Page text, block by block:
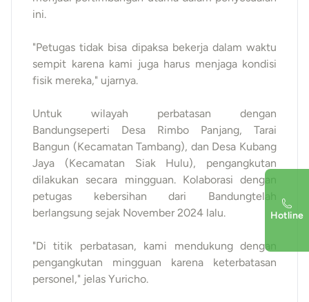
ini.
"Petugas tidak bisa dipaksa bekerja dalam waktu
sempit karena kami juga harus menjaga kondisi
fisik mereka," ujarnya.
Untuk wilayah perbatasan dengan
Bandungseperti Desa Rimbo Panjang, Tarai
Bangun (Kecamatan Tambang), dan Desa Kubang
Jaya (Kecamatan Siak Hulu), pengangkutan
dilakukan secara mingguan. Kolaborasi dengan
petugas kebersihan dari Bandungtelah
berlangsung sejak November 2024 lalu.
"Di titik perbatasan, kami mendukung dengan
pengangkutan mingguan karena keterbatasan
personel," jelas Yuricho.
Hotline